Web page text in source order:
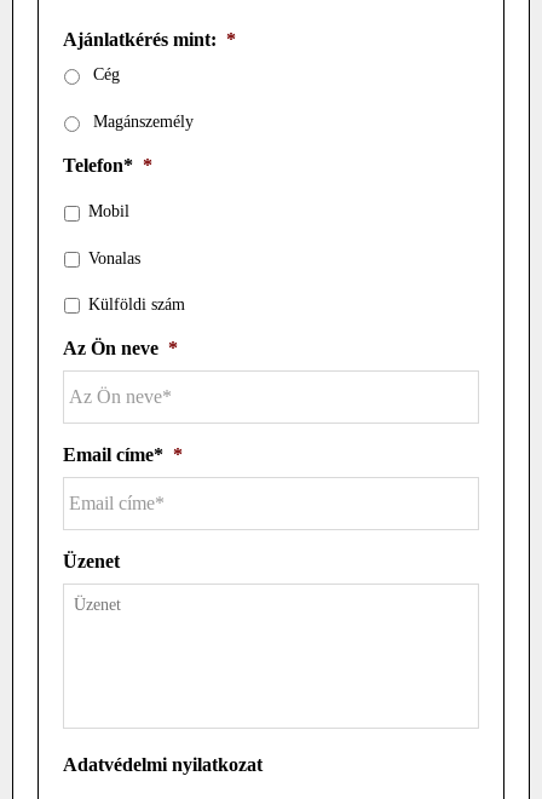
Ajánlatkérés mint: *
Cég
Magánszemély
Telefon* *
Mobil
Vonalas
Külföldi szám
Az Ön neve *
Email címe* *
Üzenet
Adatvédelmi nyilatkozat